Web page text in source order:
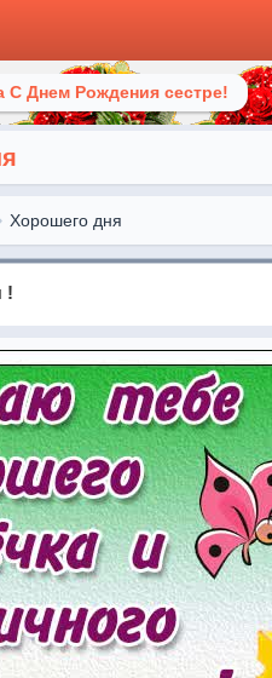
С Днем Рождения сестре!
Хорошего дня
!